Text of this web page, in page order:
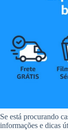
Se está procurando
informações e dicas